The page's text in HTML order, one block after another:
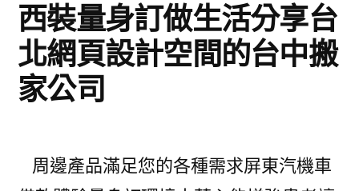
西裝量身訂做生活分享台
北網頁設計空間的台中搬
家公司
周邊產品滿足您的各種需求屏東汽機車